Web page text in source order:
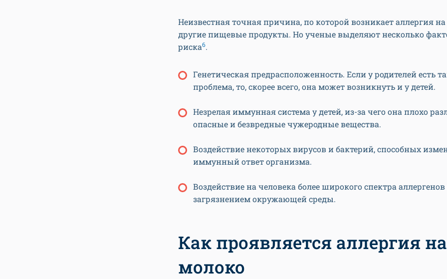
Неизвестная точная причина, по которой возникает аллергия
другие пищевые продукты. Но ученые выделяют несколько
риска6.
Генетическая предрасположенность. Если у родителей есть
проблема, то, скорее всего, она может возникнуть и у детей.
Незрелая иммунная система у детей, из-за чего она плохо
опасные и безвредные чужеродные вещества.
Воздействие некоторых вирусов и бактерий, способных
иммунный ответ организма.
Воздействие на человека более широкого спектра аллергенов
загрязнением окружающей среды.
Как проявляется аллергия на
молоко